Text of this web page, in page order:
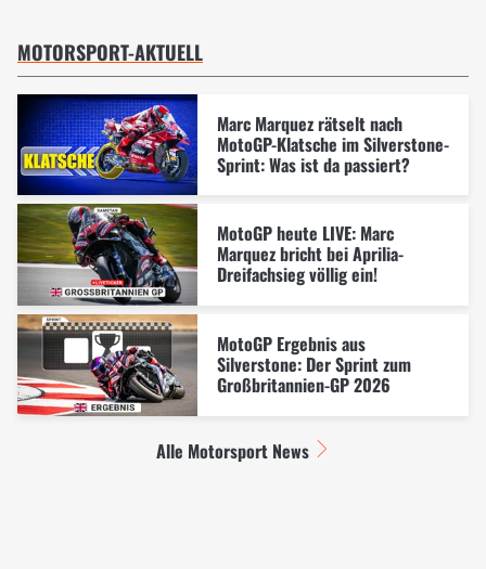
MOTORSPORT-AKTUELL
Marc Marquez rätselt nach
MotoGP-Klatsche im Silverstone-
Sprint: Was ist da passiert?
MotoGP heute LIVE: Marc
Marquez bricht bei Aprilia-
Dreifachsieg völlig ein!
MotoGP Ergebnis aus
Silverstone: Der Sprint zum
Großbritannien-GP 2026
Alle Motorsport News